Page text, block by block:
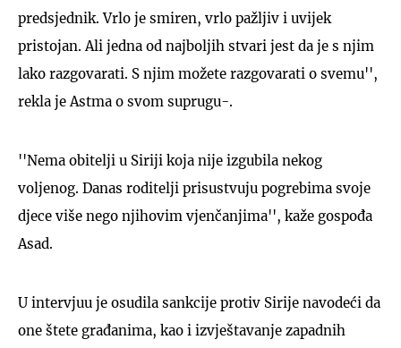
predsjednik. Vrlo je smiren, vrlo pažljiv i uvijek
pristojan. Ali jedna od najboljih stvari jest da je s njim
lako razgovarati. S njim možete razgovarati o svemu'',
rekla je Astma o svom suprugu-.
''Nema obitelji u Siriji koja nije izgubila nekog
voljenog. Danas roditelji prisustvuju pogrebima svoje
djece više nego njihovim vjenčanjima'', kaže gospođa
Asad.
U intervjuu je osudila sankcije protiv Sirije navodeći da
one štete građanima, kao i izvještavanje zapadnih